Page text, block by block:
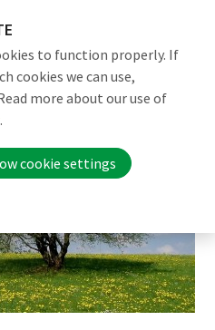
Home
to function properly. If
cookies we can use,
more about our use of
.
cookie settings